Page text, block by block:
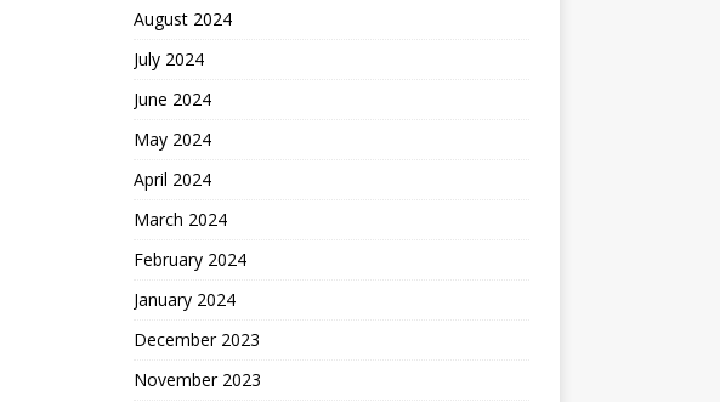
August 2024
July 2024
June 2024
May 2024
April 2024
March 2024
February 2024
January 2024
December 2023
November 2023